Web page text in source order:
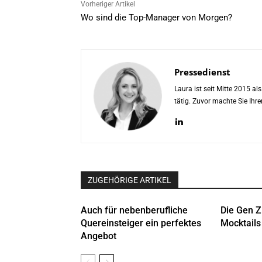
Vorheriger Artikel
Wo sind die Top-Manager von Morgen?
Pressedienst
Laura ist seit Mitte 2015
tätig. Zuvor machte Sie
ZUGEHÖRIGE ARTIKEL
Auch für nebenberufliche
Quereinsteiger ein perfektes
Angebot
Die Gen